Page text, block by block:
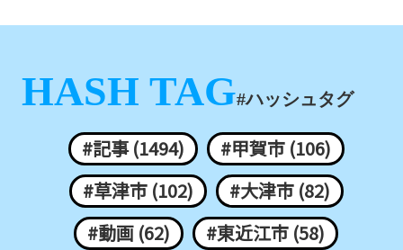
HASH TAG#ハッシュタグ
#記事 (1494)
#甲賀市 (106)
#草津市 (102)
#大津市 (82)
#動画 (62)
#東近江市 (58)